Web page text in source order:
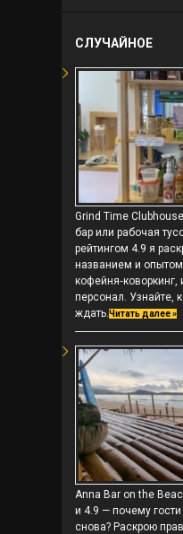
СЛУЧАЙНОЕ
Grind Time
бар или рабочая
рейтингом 4.9 я
названием и опытом
персонал. Узнайте,
ждать.Читать далее »
Anna Bar on the
и 4.9 — почему
снова? Раскрою